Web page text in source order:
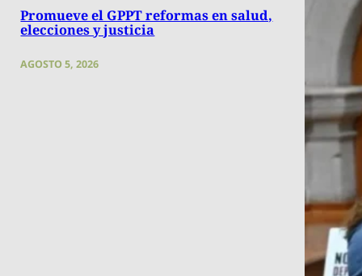
Promueve el GPPT reformas en salud,
elecciones y justicia
AGOSTO 5, 2026